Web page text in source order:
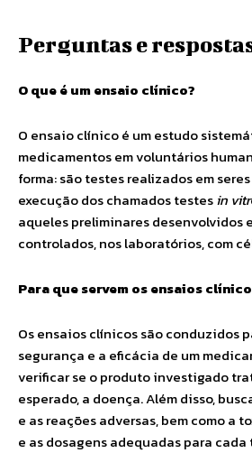
Perguntas e
O que é um ensaio clínico?
O ensaio clínico é um estudo
medicamentos em voluntários
forma: são testes realizados em
execução dos chamados testesin vitr
aqueles preliminares desenvolvidos
controlados, nos laboratórios, com
Para que servem os ensaios
Os ensaios clínicos são conduzidos
segurança e a eficácia de um
verificar se o produto investigado
esperado, a doença. Além disso,
e as reações adversas, bem como a
e as dosagens adequadas para